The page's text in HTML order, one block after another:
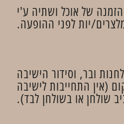
של אוכל ושתיה ע'י
יות לפני ההופעה.
ובר, וסידור הישיבה
(אין התחייבות לישיבה
שולחן או בשולחן לבד).